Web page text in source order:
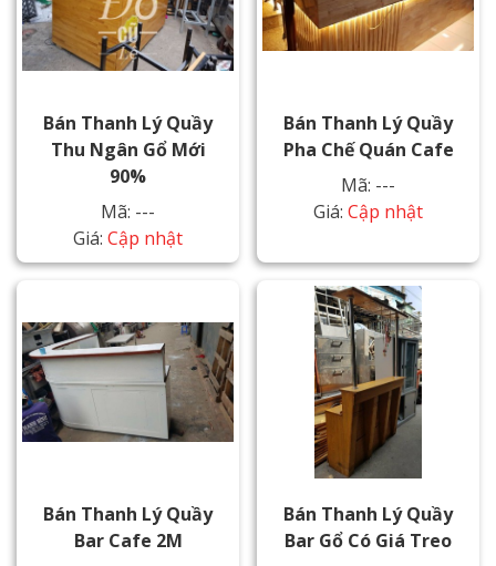
Bán Thanh Lý Quầy
Thu Ngân Gổ Mới
90%
Mã: ---
Giá: Cập nhật
Bán Thanh Lý Quầy
Pha Chế Quán Cafe
Mã: ---
Giá: Cập nhật
Bán Thanh Lý Quầy
Bar Cafe 2M
Bán Thanh Lý Quầy
Bar Gổ Có Giá Treo